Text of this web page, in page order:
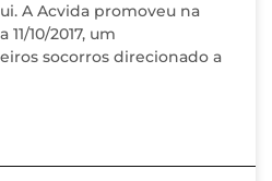
A Acvida promoveu na
10/2017, um
socorros direcionado a